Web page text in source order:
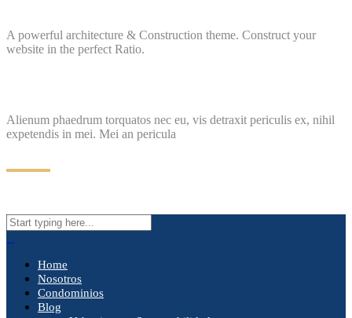
A powerful architecture & Construction theme. Construct your
website in the perfect Ratio.
Alienum phaedrum torquatos nec eu, vis detraxit periculis ex, nihil
expetendis in mei. Mei an pericula
Home
Nosotros
Condominios
Blog